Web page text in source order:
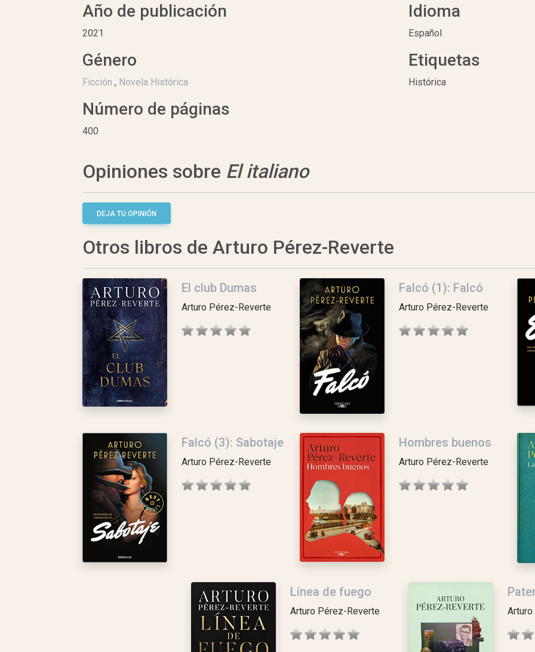
Año de publicación
2021
Idioma
Español
Género
Ficción , Novela Histórica
Etiquetas
Histórica
Número de páginas
400
Opiniones sobre El italiano
DEJA TU OPINIÓN
Otros libros de Arturo Pérez-Reverte
El club Dumas
Arturo Pérez-Reverte
Falcó (1): Falcó
Arturo Pérez-Reverte
Falcó (3): Sabotaje
Arturo Pérez-Reverte
Hombres buenos
Arturo Pérez-Reverte
Línea de fuego
Arturo Pérez-Reverte